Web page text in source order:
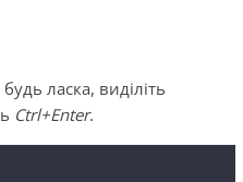
ласка, виділіть
Ctrl+Enter.